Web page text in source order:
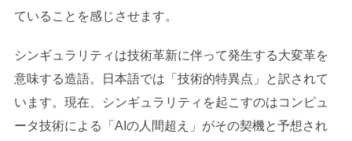
ていることを感じさせます。
シンギュラリティは技術革新に伴って発生する大変革を
意味する造語。日本語では「技術的特異点」と訳されて
います。現在、シンギュラリティを起こすのはコンピュ
ータ技術による「AIの人間超え」がその契機と予想され